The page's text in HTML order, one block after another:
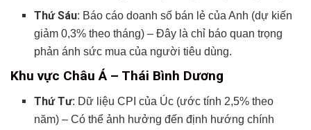
Thứ Sáu: Báo cáo doanh số bán lẻ của Anh (dự kiến
giảm 0,3% theo tháng) – Đây là chỉ báo quan trọng
phản ánh sức mua của người tiêu dùng.
Khu vực Châu Á – Thái Bình Dương
Thứ Tư: Dữ liệu CPI của Úc (ước tính 2,5% theo
năm) – Có thể ảnh hưởng đến định hướng chính